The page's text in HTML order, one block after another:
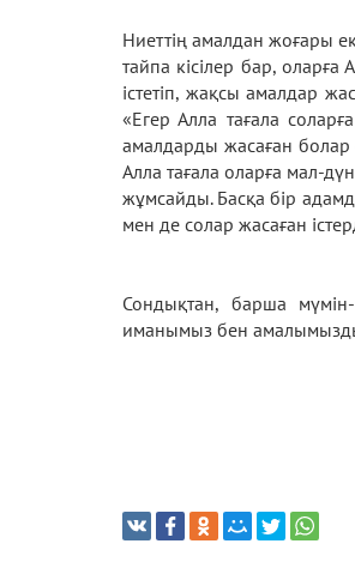
Ниеттің амалдан жоғары
тайпа кісілер бар,
істетіп, жақсы амалдар
«Егер Алла тағала
амалдарды жасаған болар
Алла тағала оларға мал-
жұмсайды. Басқа бір
мен де солар жасаған
Сондықтан, барша
иманымыз бен